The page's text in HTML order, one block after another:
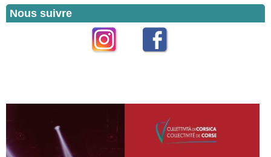
Nous suivre